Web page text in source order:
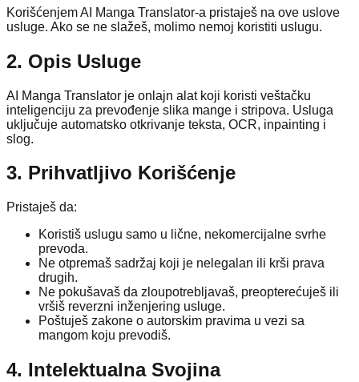
Korišćenjem AI Manga Translator-a pristaješ na ove uslove
usluge. Ako se ne slažeš, molimo nemoj koristiti uslugu.
2. Opis Usluge
AI Manga Translator je onlajn alat koji koristi veštačku
inteligenciju za prevođenje slika mange i stripova. Usluga
uključuje automatsko otkrivanje teksta, OCR, inpainting i
slog.
3. Prihvatljivo Korišćenje
Pristaješ da:
Koristiš uslugu samo u lične, nekomercijalne svrhe
prevoda.
Ne otpremaš sadržaj koji je nelegalan ili krši prava
drugih.
Ne pokušavaš da zloupotrebljavaš, preopterećuješ ili
vršiš reverzni inženjering usluge.
Poštuješ zakone o autorskim pravima u vezi sa
mangom koju prevodiš.
4. Intelektualna Svojina